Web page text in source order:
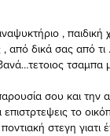
, παιδική
από δικά σας από τι
τσαμπα
σου και την
το
στεγη